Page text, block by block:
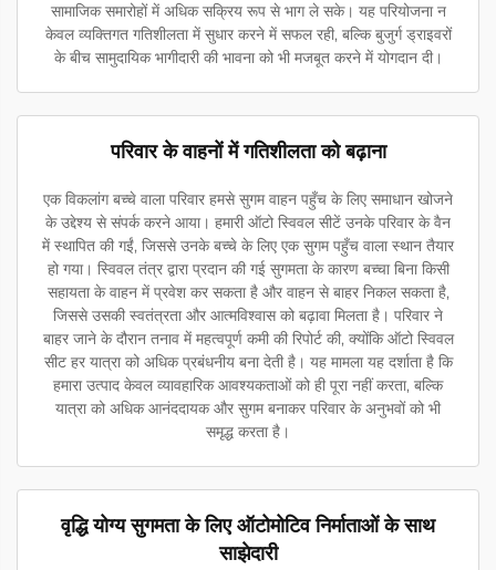
सामाजिक समारोहों में अधिक सक्रिय रूप से भाग ले सके। यह परियोजना न
केवल व्यक्तिगत गतिशीलता में सुधार करने में सफल रही, बल्कि बुजुर्ग ड्राइवरों
के बीच सामुदायिक भागीदारी की भावना को भी मजबूत करने में योगदान दी।
परिवार के वाहनों में गतिशीलता को बढ़ाना
एक विकलांग बच्चे वाला परिवार हमसे सुगम वाहन पहुँच के लिए समाधान खोजने
के उद्देश्य से संपर्क करने आया। हमारी ऑटो स्विवल सीटें उनके परिवार के वैन
में स्थापित की गईं, जिससे उनके बच्चे के लिए एक सुगम पहुँच वाला स्थान तैयार
हो गया। स्विवल तंत्र द्वारा प्रदान की गई सुगमता के कारण बच्चा बिना किसी
सहायता के वाहन में प्रवेश कर सकता है और वाहन से बाहर निकल सकता है,
जिससे उसकी स्वतंत्रता और आत्मविश्वास को बढ़ावा मिलता है। परिवार ने
बाहर जाने के दौरान तनाव में महत्वपूर्ण कमी की रिपोर्ट की, क्योंकि ऑटो स्विवल
सीट हर यात्रा को अधिक प्रबंधनीय बना देती है। यह मामला यह दर्शाता है कि
हमारा उत्पाद केवल व्यावहारिक आवश्यकताओं को ही पूरा नहीं करता, बल्कि
यात्रा को अधिक आनंददायक और सुगम बनाकर परिवार के अनुभवों को भी
समृद्ध करता है।
वृद्धि योग्य सुगमता के लिए ऑटोमोटिव निर्माताओं के साथ
साझेदारी